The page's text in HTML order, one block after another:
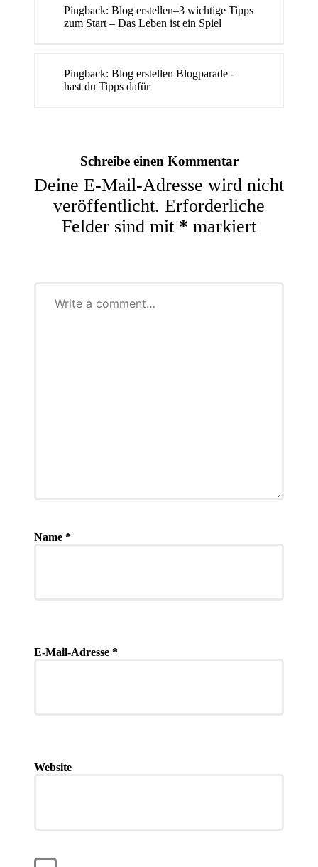
Pingback: Blog erstellen–3 wichtige Tipps
zum Start – Das Leben ist ein Spiel
Pingback: Blog erstellen Blogparade -
hast du Tipps dafür
Schreibe einen Kommentar
Deine E-Mail-Adresse wird nicht
veröffentlicht. Erforderliche
Felder sind mit * markiert
Name *
E-Mail-Adresse *
Website